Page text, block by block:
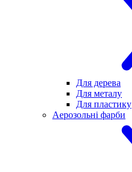
Для дерева
Для металу
Для пластику
Аерозольні фарби